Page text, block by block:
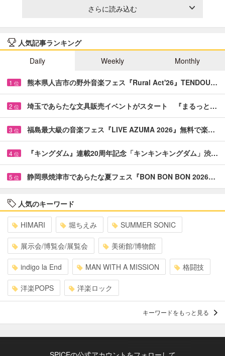
さらに読み込む
人気記事ランキング
Daily
Weekly Monthly
1 位 熊本県人吉市の野外音楽フェス『Rural Act'26』TENDOU…
2 位 埼玉であらたな文具販売イベントがスタート 『まるっと…
3 位 福島最大級の音楽フェス『LIVE AZUMA 2026』無料で楽…
4 位 『キングダム』連載20周年記念「キンキンキングダム」渋…
5 位 静岡県焼津市であらたな夏フェス『BON BON BON 2026…
人気のキーワード
HIMARI 堀ちえみ SUMMER SONIC
展示会/博覧会/展覧会 美術館/博物館
indigo la End MAN WITH A MISSION 格闘技
洋楽POPS 洋楽ロック
キーワードをもっと見る